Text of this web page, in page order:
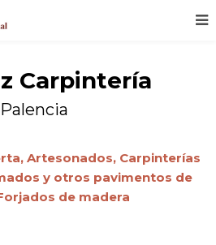
Carpintería
Palencia
Artesonados, Carpinterías
y otros pavimentos de
de madera